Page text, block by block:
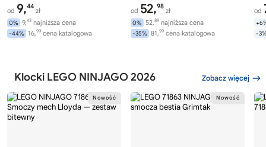
od 9,44
zł
0% 9,43 najniższa cena
-44% 16,99 cena katalogowa
od 52,98
zł
0% 52,89 najniższa cena
-35% 81,99 cena katalogowa
od
-
Klocki LEGO NINJAGO 2026 Zobacz więcej